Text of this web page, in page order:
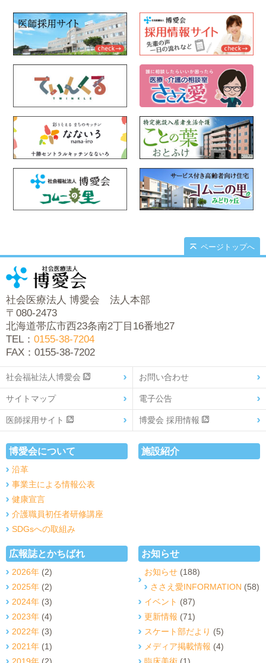
ページトップへ
社会医療法人 博愛会 法人本部
〒080-2473
北海道帯広市西23条南2丁目16番地27
TEL： 0155-38-7204
FAX：0155-38-7202
社会福祉法人博愛会 お問い合わせ
サイトマップ 電子公告
医師採用サイト 博愛会 採用情報
博愛会について
沿革
事業主による情報公表
健康宣言
介護職員初任者研修講座
SDGsへの取組み
施設紹介
広報誌とかちばれ
2026年 (2)
2025年 (2)
2024年 (3)
2023年 (4)
2022年 (3)
2021年 (1)
2019年 (2)
お知らせ
お知らせ(188)
ささえ愛INFORMATION (58)
イベント (87)
更新情報 (71)
スケート部だより (5)
メディア掲載情報 (4)
臨床美術(1)